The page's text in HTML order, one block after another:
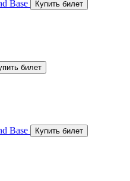
Base
Base